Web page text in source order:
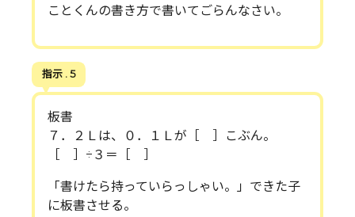
ことくんの書き方で書いてごらんなさい。
指示 . 5
板書
７．２Ｌは、０．１Ｌが［ ］こぶん。
［ ］÷３＝［ ］
「書けたら持っていらっしゃい。」できた子
に板書させる。